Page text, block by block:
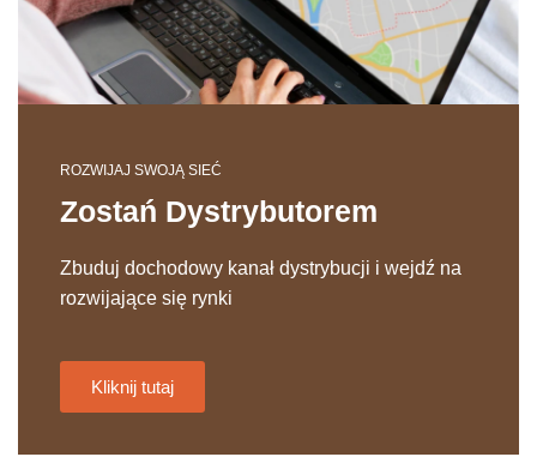
ROZWIJAJ SWOJĄ SIEĆ
Zostań Dystrybutorem
Zbuduj dochodowy kanał dystrybucji i wejdź na
rozwijające się rynki
Kliknij tutaj